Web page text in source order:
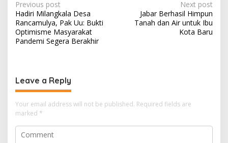
Post
navigation
Previous post
Hadiri Milangkala Desa
Rancamulya, Pak Uu: Bukti
Optimisme Masyarakat
Pandemi Segera Berakhir
Next post
Jabar Berhasil Himpun
Tanah dan Air untuk Ibu
Kota Baru
Leave a Reply
Your email address will not be published. Required fields are
marked *